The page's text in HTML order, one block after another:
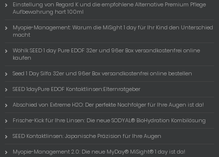
Einstellung von Regard K und die empfohlene Alternative Premium Pflege
Aufbewahrung hart 100ml
Myopie-Management: Warum die MiSight 1 day für Ihr Kind den Unterschied
macht
Wöhlk SEED 1 day Pure EDOF 32er und 96er Box versandkostenfrei online
kaufen
Seed 1 Day Silfa 32er und 96er Box versandkostenfrei online bestellen
SEED 1dayPure EDOF Kontaktlinsen:Elternratgeber
Abschied von Extreme H2O: Der perfekte Nachfolger für Ihre Augen ist da!
Frische-Kick für Ihre Linsen: Die neue SODYAL® BioHydration Kombilösung
SEED Kontaktlinsen: Japanische Präzision für Ihre Augen
Myopie-Management 2.0: Die neue MyDay® MiSight® 1 day ist da!